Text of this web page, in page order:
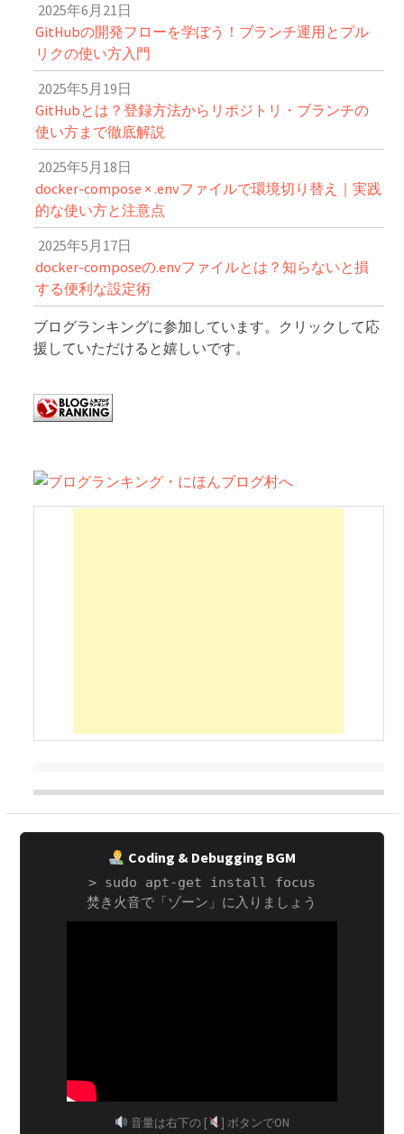
2025年6月21日
GitHubの開発フローを学ぼう！ブランチ運用とプル
リクの使い方入門
2025年5月19日
GitHubとは？登録方法からリポジトリ・ブランチの
使い方まで徹底解説
2025年5月18日
docker-compose × .envファイルで環境切り替え｜実践
的な使い方と注意点
2025年5月17日
docker-composeの.envファイルとは？知らないと損
する便利な設定術
ブログランキングに参加しています。クリックして応
援していただけると嬉しいです。
Coding & Debugging BGM
> sudo apt-get install focus
焚き火音で「ゾーン」に入りましょう
音量は右下の [ ] ボタンでON